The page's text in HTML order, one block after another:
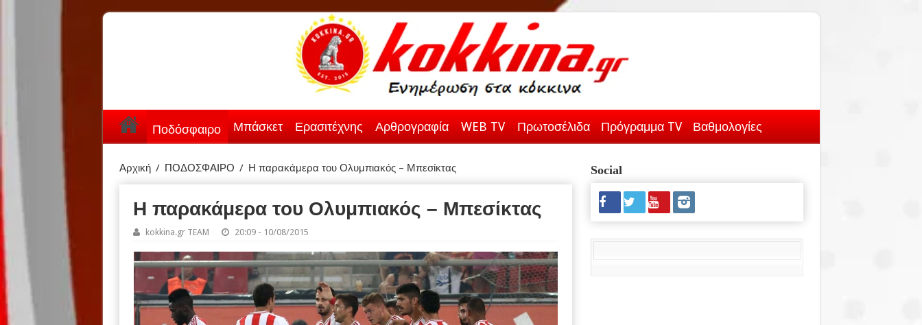
Ποδόσφαιρο Μπάσκετ Ερασιτέχνης Αρθρογραφία WEB TV Πρωτοσέλιδα Πρόγραμμα TV Βαθμολογίες
Αρχική / ΠΟΔΟΣΦΑΙΡΟ / Η παρακάμερα του Ολυμπιακός – Μπεσίκτας
Η παρακάμερα του Ολυμπιακός – Μπεσίκτας
kokkina.gr TEAM 20:09 - 10/08/2015
Social